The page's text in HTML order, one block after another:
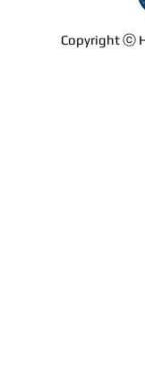
Copyright ⓒ